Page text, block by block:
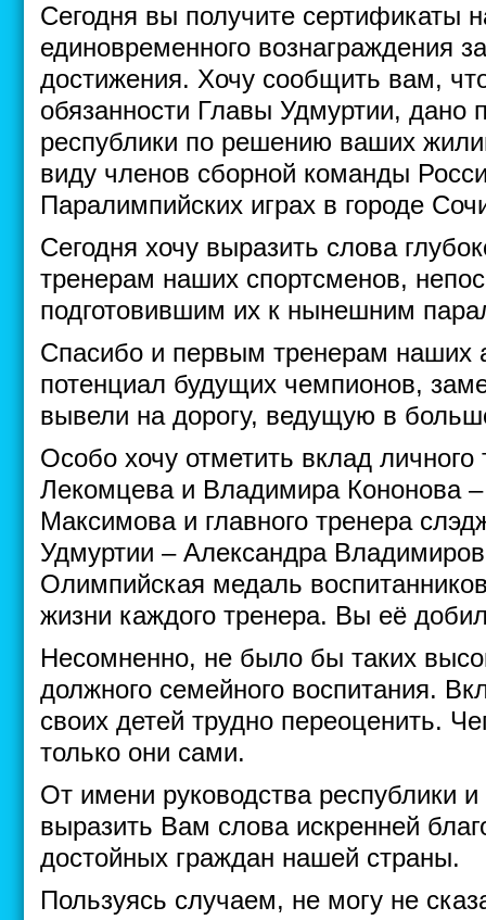
Сегодня вы получите сертификаты
единовременного вознаграждения
достижения. Хочу сообщить вам,
обязанности Главы Удмуртии, дано
республики по решению ваших
виду членов сборной команды
Паралимпийских играх в городе
Сегодня хочу выразить слова
тренерам наших спортсменов,
подготовившим их к нынешним
Спасибо и первым тренерам наших
потенциал будущих чемпионов,
вывели на дорогу, ведущую в
Особо хочу отметить вклад
Лекомцева и Владимира Кононова
Максимова и главного тренера
Удмуртии – Александра
Олимпийская медаль
жизни каждого тренера. Вы её
Несомненно, не было бы таких
должного семейного воспитания.
своих детей трудно переоценить.
только они сами.
От имени руководства республики
выразить Вам слова искренней
достойных граждан нашей страны.
Пользуясь случаем, не могу не